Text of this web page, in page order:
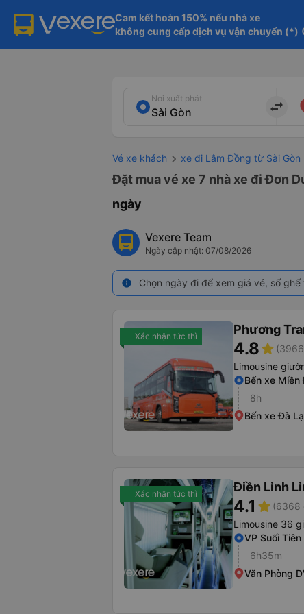
Cam kết hoàn 150% nếu nhà xe
không cung cấp dịch vụ vận chuyển (*)
Nơi xuất phát
import_export
Vé xe khách xe đi Lâm Đồng từ Sài Gòn
Đặt mua vé xe 7 nhà xe đi Đơn
ngày
Vexere Team
Ngày cập nhật: 07/08/2026
info Chọn ngày đi để xem giá vé, số
Xác nhận tức thì Phương
4.8star
Limousine
Bến xe
8h
Bến xe Đà
Xác nhận tức thì Điền Linh
4.1 star (6368
Limousine 36
VP Suối
6h35m
Văn Phòng